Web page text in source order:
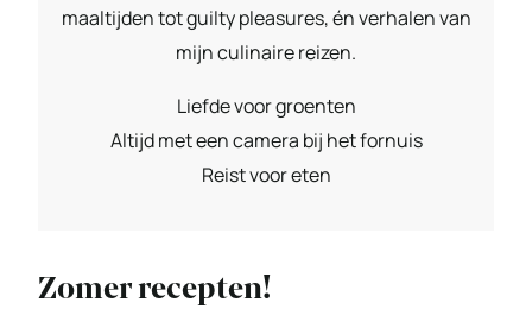
maaltijden tot guilty pleasures, én verhalen van
mijn culinaire reizen.
Liefde voor groenten
Altijd met een camera bij het fornuis
Reist voor eten
Zomer recepten!